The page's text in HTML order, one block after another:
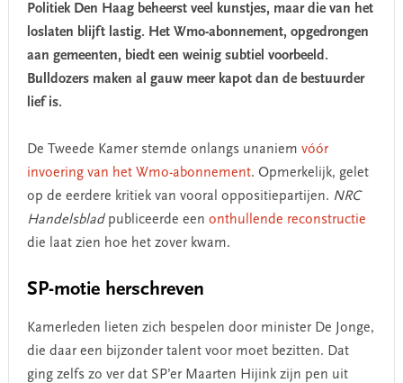
Politiek Den Haag beheerst veel kunstjes, maar die van het
loslaten blijft lastig. Het Wmo-abonnement, opgedrongen
aan gemeenten, biedt een weinig subtiel voorbeeld.
Bulldozers maken al gauw meer kapot dan de bestuurder
lief is.
De Tweede Kamer stemde onlangs unaniem vóór
invoering van het Wmo-abonnement. Opmerkelijk, gelet
op de eerdere kritiek van vooral oppositiepartijen. NRC
Handelsbladpubliceerde een onthullende reconstructie
die laat zien hoe het zover kwam.
SP-motie herschreven
Kamerleden lieten zich bespelen door minister De Jonge,
die daar een bijzonder talent voor moet bezitten. Dat
ging zelfs zo ver dat SP’er Maarten Hijink zijn pen uit